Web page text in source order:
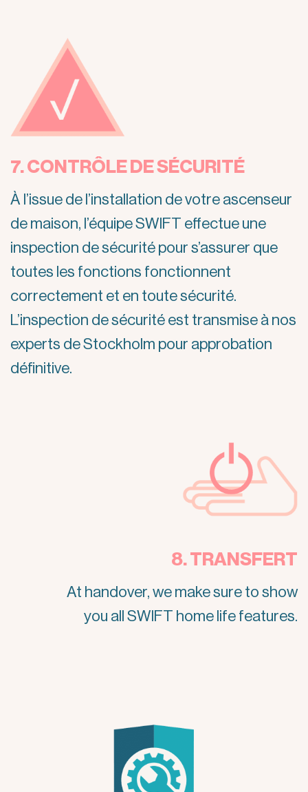
7. CONTRÔLE DE SÉCURITÉ
À l’issue de l’installation de votre ascenseur
de maison, l’équipe SWIFT effectue une
inspection de sécurité pour s’assurer que
toutes les fonctions fonctionnent
correctement et en toute sécurité.
L’inspection de sécurité est transmise à nos
experts de Stockholm pour approbation
définitive.
8. TRANSFERT
At handover, we make sure to show
you all SWIFT home life features.